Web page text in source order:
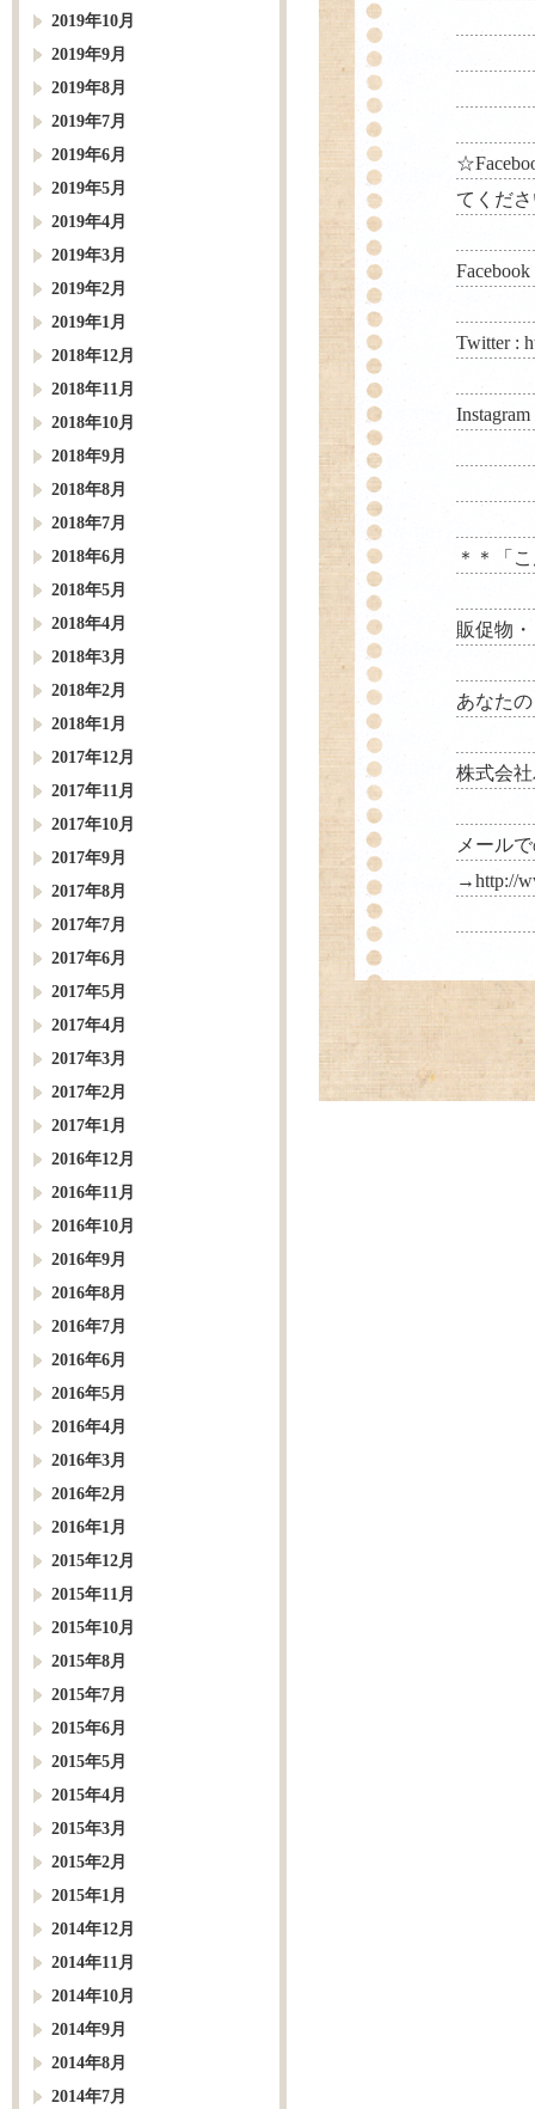
2019年10月
2019年9月
2019年8月
2019年7月
2019年6月
2019年5月
2019年4月
2019年3月
2019年2月
2019年1月
2018年12月
2018年11月
2018年10月
2018年9月
2018年8月
2018年7月
2018年6月
2018年5月
2018年4月
2018年3月
2018年2月
2018年1月
2017年12月
2017年11月
2017年10月
2017年9月
2017年8月
2017年7月
2017年6月
2017年5月
2017年4月
2017年3月
2017年2月
2017年1月
2016年12月
2016年11月
2016年10月
2016年9月
2016年8月
2016年7月
2016年6月
2016年5月
2016年4月
2016年3月
2016年2月
2016年1月
2015年12月
2015年11月
2015年10月
2015年8月
2015年7月
2015年6月
2015年5月
2015年4月
2015年3月
2015年2月
2015年1月
2014年12月
2014年11月
2014年10月
2014年9月
2014年8月
2014年7月
てくだ
Twitter :
＊＊「
販促物
あなた
株式会社
メール
→http://